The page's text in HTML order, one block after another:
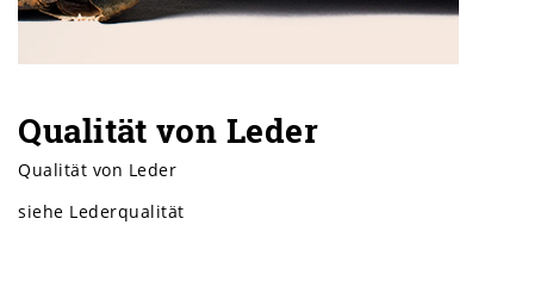
Qualität von Leder
Qualität von Leder
siehe Lederqualität